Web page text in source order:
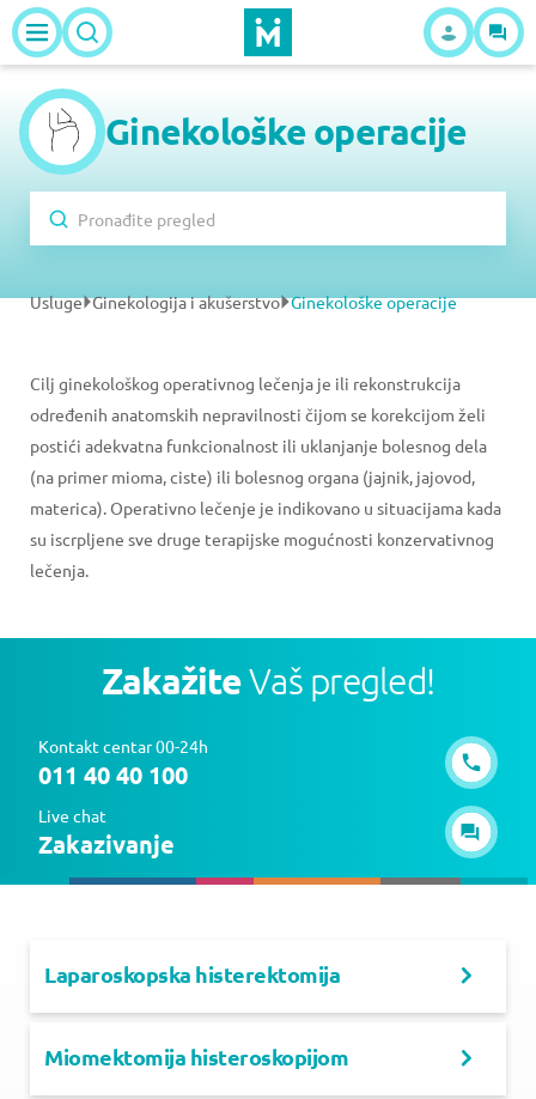
Ginekološke operacije
Usluge Ginekologija i akušerstvo Ginekološke operacije
Cilj ginekološkog operativnog lečenja je ili rekonstrukcija
određenih anatomskih nepravilnosti čijom se korekcijom želi
postići adekvatna funkcionalnost ili uklanjanje bolesnog dela
(na primer mioma, ciste) ili bolesnog organa (jajnik, jajovod,
materica). Operativno lečenje je indikovano u situacijama kada
su iscrpljene sve druge terapijske mogućnosti konzervativnog
lečenja.
ZakažiteVaš pregled!
Kontakt centar 00-24h
011 40 40 100
Live chat
Zakazivanje
Laparoskopska histerektomija
Miomektomija histeroskopijom